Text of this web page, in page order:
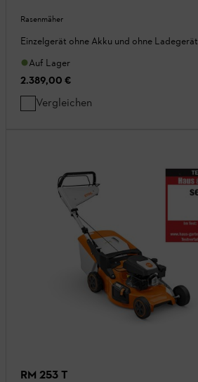
Rasenmäher
Einzelgerät ohne Akku und ohne Ladegerät
Auf Lager
2.389,00 €
Vergleichen
RM 253 T